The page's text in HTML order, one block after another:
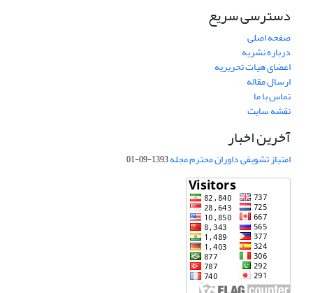
دسترسی سریع
صفحه اصلی
درباره نشریه
اعضای هیات تحریریه
ارسال مقاله
تماس با ما
نقشه سایت
آخرین اخبار
امتیاز تشویقی داوران محترم مجله1393-09-01